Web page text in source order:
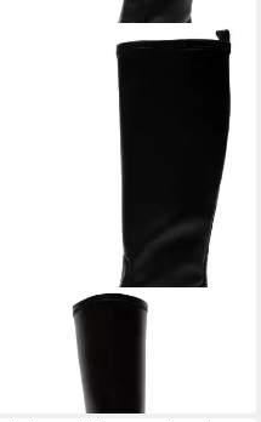
FLY LONDON
Fly London
Stiefel Leder/Textil Stiefel